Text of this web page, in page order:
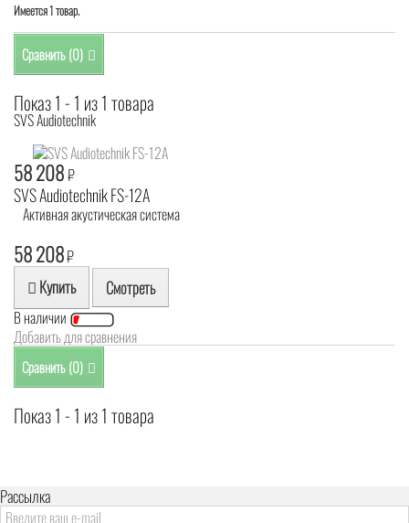
Имеется 1 товар.
Сравнить (0)
Показ 1 - 1 из 1 товара
SVS Audiotechnik
58 208₽
SVS Audiotechnik FS-12A
Активная акустическая система
58 208₽
Купить Смотреть
В наличии
Добавить для сравнения
Сравнить (0)
Показ 1 - 1 из 1 товара
Рассылка